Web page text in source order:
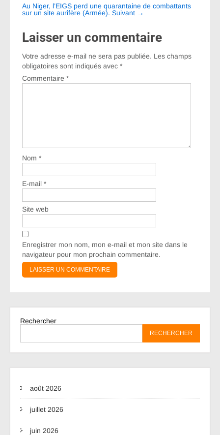
les
articles
Au Niger, l’EIGS perd une quarantaine de combattants
sur un site aurifère (Armée). Suivant →
Laisser un commentaire
Votre adresse e-mail ne sera pas publiée. Les champs
obligatoires sont indiqués avec *
Commentaire *
Nom *
E-mail *
Site web
Enregistrer mon nom, mon e-mail et mon site dans le
navigateur pour mon prochain commentaire.
Rechercher
RECHERCHER
août 2026
juillet 2026
juin 2026